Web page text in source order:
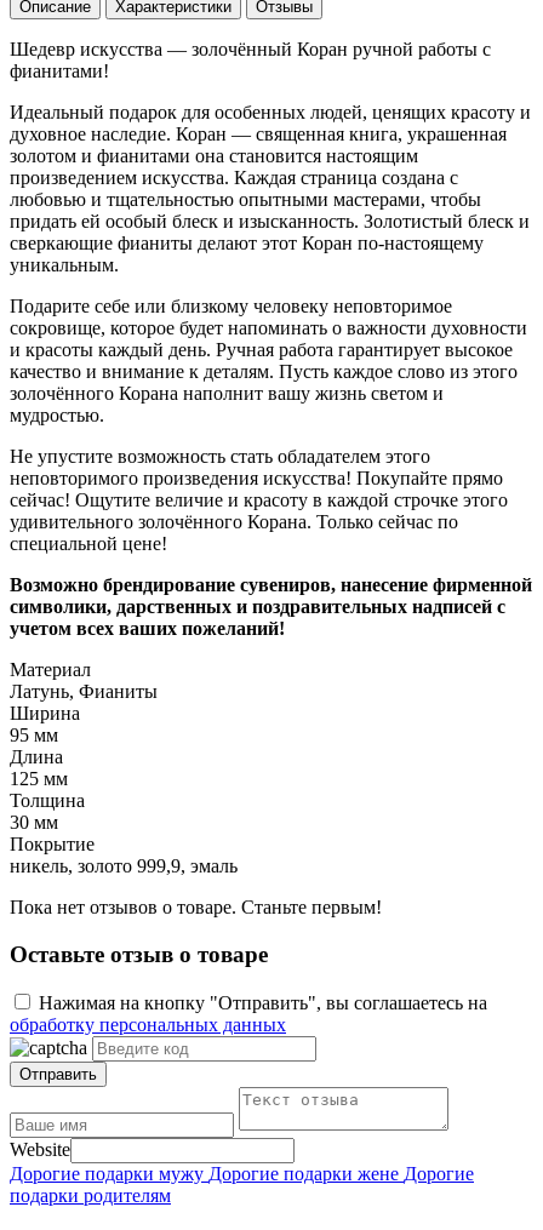
Описание Характеристики Отзывы
Шедевр искусства — золочённый Коран ручной работы с
фианитами!
Идеальный подарок для особенных людей, ценящих красоту и
духовное наследие. Коран — священная книга, украшенная
золотом и фианитами она становится настоящим
произведением искусства. Каждая страница создана с
любовью и тщательностью опытными мастерами, чтобы
придать ей особый блеск и изысканность. Золотистый блеск и
сверкающие фианиты делают этот Коран по-настоящему
уникальным.
Подарите себе или близкому человеку неповторимое
сокровище, которое будет напоминать о важности духовности
и красоты каждый день. Ручная работа гарантирует высокое
качество и внимание к деталям. Пусть каждое слово из этого
золочённого Корана наполнит вашу жизнь светом и
мудростью.
Не упустите возможность стать обладателем этого
неповторимого произведения искусства! Покупайте прямо
сейчас! Ощутите величие и красоту в каждой строчке этого
удивительного золочённого Корана. Только сейчас по
специальной цене!
Возможно брендирование сувениров, нанесение фирменной
символики, дарственных и поздравительных надписей с
учетом всех ваших пожеланий!
Материал
Латунь, Фианиты
Ширина
95 мм
Длина
125 мм
Толщина
30 мм
Покрытие
никель, золото 999,9, эмаль
Пока нет отзывов о товаре. Станьте первым!
Оставьте отзыв о товаре
Нажимая на кнопку "Отправить", вы соглашаетесь на
обработку персональных данных
Отправить
Website
Дорогие подарки мужу Дорогие подарки жене Дорогие
подарки родителям